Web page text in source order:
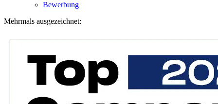
Bewerbung
Mehrmals ausgezeichnet: